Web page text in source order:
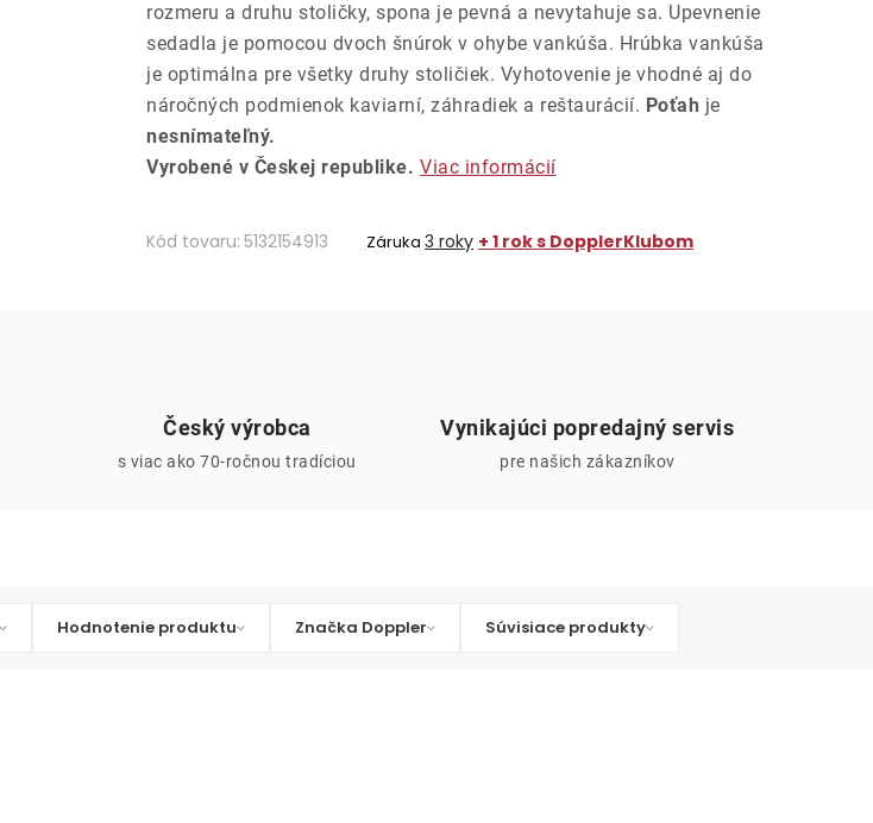
rozmeru a druhu stoličky, spona je pevná a nevytahuje sa. Upevnenie
sedadla je pomocou dvoch šnúrok v ohybe vankúša. Hrúbka vankúša
je optimálna pre všetky druhy stoličiek. Vyhotovenie je vhodné aj do
náročných podmienok kaviarní, záhradiek a reštaurácií. Poťah je
nesnímateľný.
Vyrobené v Českej republike. Viac informácií
Kód tovaru: 5132154913 Záruka 3 roky + 1 rok s DopplerKlubom
Český výrobca
s viac ako 70-ročnou tradíciou
Vynikajúci popredajný servis
pre našich zákazníkov
Hodnotenie produktu Značka Doppler Súvisiace produkty